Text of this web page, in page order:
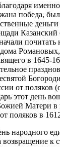
победа,
Казанский
почитать
в 1645-
от поляков
этот день
Матери в
поляков в
народного
к